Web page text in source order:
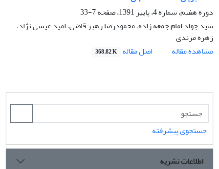
دوره هفتم، شماره 4، پاییز 1391، صفحه
7-33
سید جواد امام جمعه زاده، محمودرضا رهبر قاضی، امید عیسی نژاد،
زهره مرندی
مشاهده مقاله
اصل مقاله 368.82 K
جستجوی پیشرفته
اطلاعات نشریه